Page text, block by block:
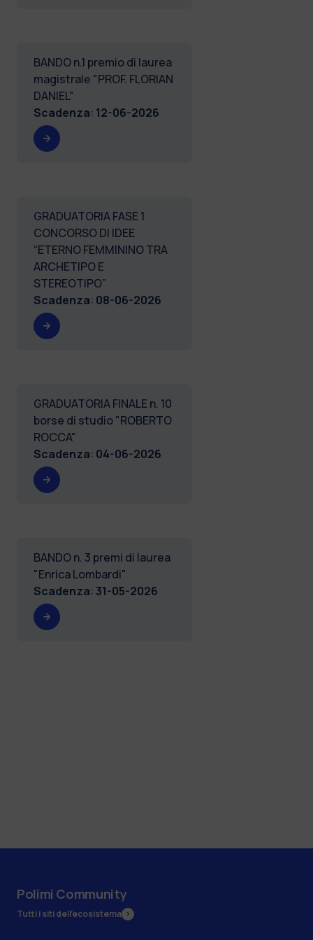
BANDO n.1 premio di laurea
magistrale "PROF. FLORIAN
DANIEL"
Scadenza: 12-06-2026
GRADUATORIA FASE 1
CONCORSO DI IDEE
“ETERNO FEMMININO TRA
ARCHETIPO E
STEREOTIPO”
Scadenza: 08-06-2026
GRADUATORIA FINALE n. 10
borse di studio "ROBERTO
ROCCA"
Scadenza: 04-06-2026
BANDO n. 3 premi di laurea
"Enrica Lombardi"
Scadenza: 31-05-2026
Polimi Community
Tutti i siti dell’ecosistema